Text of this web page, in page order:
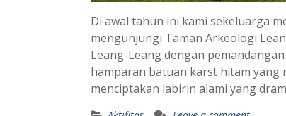
Di awal tahun ini kami sekeluarga
mengunjungi Taman Arkeologi
Leang-Leang dengan
hamparan batuan karst hitam yang
menciptakan labirin alami yang